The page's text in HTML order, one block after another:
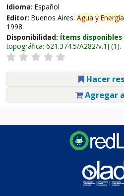
Idioma: Español
Editor: Buenos Aires: Agua y Energía
1998
Disponibilidad: Ítems
topográfica: 621.374.5/A282/v.1 (1).
Hacer
Agregar